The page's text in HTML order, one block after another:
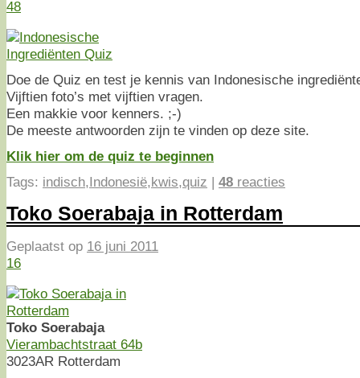
48
Doe de Quiz en test je kennis van Indonesische
Vijftien foto’s met vijftien vragen.
Een makkie voor kenners. ;-)
De meeste antwoorden zijn te vinden op deze site.
Klik hier om de quiz te beginnen
Tags: indisch,Indonesië,kwis,quiz | 48 reacties
Toko Soerabaja in Rotterdam
Geplaatst op 16 juni 2011
16
Toko Soerabaja
Vierambachtstraat 64b
3023AR Rotterdam